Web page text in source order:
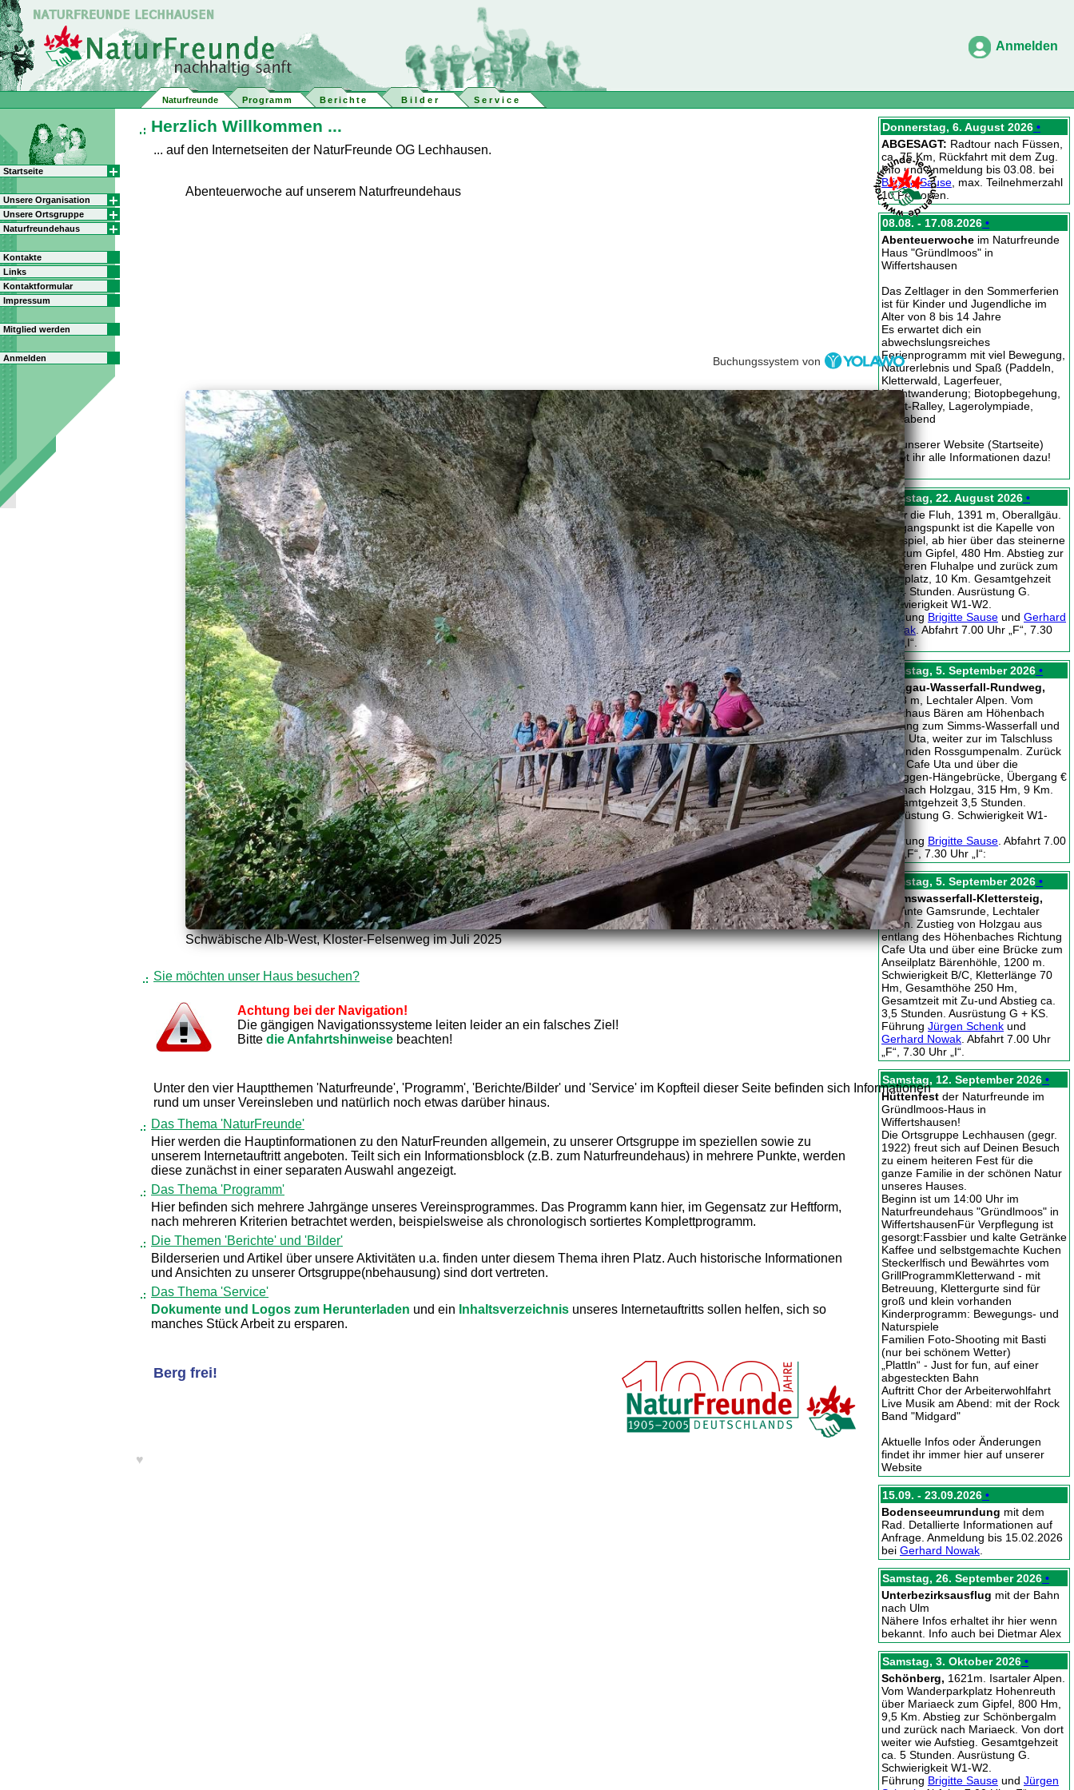
Anmelden
Naturfreunde Programm Berichte Bilder Service
Startseite
Unsere Organisation
Unsere Ortsgruppe
Naturfreundehaus
Kontakte
Links
Kontaktformular
Impressum
Mitglied werden
Anmelden
Donnerstag, 6. August 2026 •
ABGESAGT: Radtour nach Füssen,
ca. 75 Km, Rückfahrt mit dem Zug.
Info und Anmeldung bis 03.08. bei
Brigitte Sause , max. Teilnehmerzahl
10 Personen.
08.08. - 17.08.2026 •
Abenteuerwoche im Naturfreunde
Haus "Gründlmoos" in
Wiffertshausen
Das Zeltlager in den Sommerferien
ist für Kinder und Jugendliche im
Alter von 8 bis 14 Jahre
Es erwartet dich ein
abwechslungsreiches
Ferienprogramm mit viel Bewegung,
Naturerlebnis und Spaß (Paddeln,
Kletterwald, Lagerfeuer,
Nachtwanderung; Biotopbegehung,
Stadt-Ralley, Lagerolympiade,
Festabend
Auf unserer Website (Startseite)
findet ihr alle Informationen dazu!
Samstag, 22. August 2026 •
Überdie Fluh, 1391 m, Oberallgäu.
Ausgangspunkt ist die Kapelle von
Hagspiel, ab hier über das steinerne
Tor zum Gipfel, 480 Hm. Abstieg zur
vorderen Fluhalpe und zurück zum
Parkplatz, 10 Km. Gesamtgehzeit
ca. 4 Stunden. Ausrüstung G.
Schwierigkeit W1-W2.
Führung Brigitte Sause und Gerhard
Nowak . Abfahrt 7.00 Uhr „F“, 7.30
Uhr „I“.
Samstag, 5. September 2026 •
Holzgau-Wasserfall-Rundweg,
1358 m, Lechtaler Alpen. Vom
Gasthaus Bären am Höhenbach
entlang zum Simms-Wasserfall und
Cafe Uta, weiter zur im Talschluss
liegenden Rossgumpenalm. Zurück
zum Cafe Uta und über die
Schiggen-Hängebrücke, Übergang €
2,-, nach Holzgau, 315 Hm, 9 Km.
Gesamtgehzeit 3,5 Stunden.
Ausrüstung G. Schwierigkeit W1-
W2.
Führung Brigitte Sause . Abfahrt 7.00
Uhr „F“, 7.30 Uhr „I“:
Samstag, 5. September 2026 •
Simmswasserfall-Klettersteig,
Variante Gamsrunde, Lechtaler
Alpen. Zustieg von Holzgau aus
entlang des Höhenbaches Richtung
Cafe Uta und über eine Brücke zum
Anseilplatz Bärenhöhle, 1200 m.
Schwierigkeit B/C, Kletterlänge 70
Hm, Gesamthöhe 250 Hm,
Gesamtzeit mit Zu-und Abstieg ca.
3,5 Stunden. Ausrüstung G + KS.
Führung Jürgen Schenk und
Gerhard Nowak . Abfahrt 7.00 Uhr
„F“, 7.30 Uhr „I“.
Samstag, 12. September 2026 •
Hüttenfest der Naturfreunde im
Gründlmoos-Haus in
Wiffertshausen!
Die Ortsgruppe Lechhausen (gegr.
1922) freut sich auf Deinen Besuch
zu einem heiteren Fest für die
ganze Familie in der schönen Natur
unseres Hauses.
Beginn ist um 14:00 Uhr im
Naturfreundehaus "Gründlmoos" in
WiffertshausenFür Verpflegung ist
gesorgt:Fassbier und kalte Getränke
Kaffee und selbstgemachte Kuchen
Steckerlfisch und Bewährtes vom
GrillProgrammKletterwand - mit
Betreuung, Klettergurte sind für
groß und klein vorhanden
Kinderprogramm: Bewegungs- und
Naturspiele
Familien Foto-Shooting mit Basti
(nur bei schönem Wetter)
„Plattln“ - Just for fun, auf einer
abgesteckten Bahn
Auftritt Chor der Arbeiterwohlfahrt
Live Musik am Abend: mit der Rock
Band "Midgard"
Aktuelle Infos oder Änderungen
findet ihr immer hier auf unserer
Website
15.09. - 23.09.2026 •
Bodenseeumrundung mit dem
Rad. Detallierte Informationen auf
Anfrage. Anmeldung bis 15.02.2026
bei Gerhard Nowak
Samstag, 26. September 2026 •
Unterbezirksausflug mit der Bahn
nach Ulm
Nähere Infos erhaltet ihr hier wenn
bekannt. Info auch bei Dietmar Alex
Samstag, 3. Oktober 2026 •
Schönberg, 1621m. Isartaler Alpen.
Vom Wanderparkplatz Hohenreuth
über Mariaeck zum Gipfel, 800 Hm,
9,5 Km. Abstieg zur Schönbergalm
und zurück nach Mariaeck. Von dort
weiter wie Aufstieg. Gesamtgehzeit
ca. 5 Stunden. Ausrüstung G.
Schwierigkeit W1-W2.
Führung Brigitte Sause und Jürgen
Herzlich Willkommen ...
... auf den Internetseiten der NaturFreunde OG Lechhausen.
Abenteuerwoche auf unserem Naturfreundehaus
Buchungssystem von
Schwäbische Alb-West, Kloster-Felsenweg im Juli 2025
Sie möchten unser Haus besuchen?
Achtung bei der Navigation!
Die gängigen Navigationssysteme leiten leider an ein falsches Ziel!
Bitte die Anfahrtshinweise beachten!
Unter den vier Hauptthemen 'Naturfreunde', 'Programm', 'Berichte/Bilder' und 'Service' im Kopfteil dieser Seite befinden sich Informationen
rund um unser Vereinsleben und natürlich noch etwas darüber hinaus.
Das Thema 'NaturFreunde'
Hier werden die Hauptinformationen zu den NaturFreunden allgemein, zu unserer Ortsgruppe im speziellen sowie zu
unserem Internetauftritt angeboten. Teilt sich ein Informationsblock (z.B. zum Naturfreundehaus) in mehrere Punkte, werden
diese zunächst in einer separaten Auswahl angezeigt.
Das Thema 'Programm'
Hier befinden sich mehrere Jahrgänge unseres Vereinsprogrammes. Das Programm kann hier, im Gegensatz zur Heftform,
nach mehreren Kriterien betrachtet werden, beispielsweise als chronologisch sortiertes Komplettprogramm.
Die Themen 'Berichte' und 'Bilder'
Bilderserien und Artikel über unsere Aktivitäten u.a. finden unter diesem Thema ihren Platz. Auch historische Informationen
und Ansichten zu unserer Ortsgruppe(nbehausung) sind dort vertreten.
Das Thema 'Service'
Dokumente und Logos zum Herunterladen und ein Inhaltsverzeichnis unseres Internetauftritts sollen helfen, sich so
manches Stück Arbeit zu ersparen.
Berg frei!
♥